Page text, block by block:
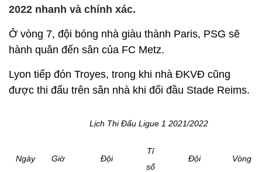
2022 nhanh và chính xác.
Ở vòng 7, đội bóng nhà giàu thành Paris, PSG sẽ
hành quân đến sân của FC Metz.
Lyon tiếp đón Troyes, trong khi nhà ĐKVĐ cũng
được thi đấu trên sân nhà khi đối đầu Stade Reims.
Lịch Thi Đấu Ligue 1 2021/2022
Ngày Giờ Đội
Tỉ
số
Đội Vòng